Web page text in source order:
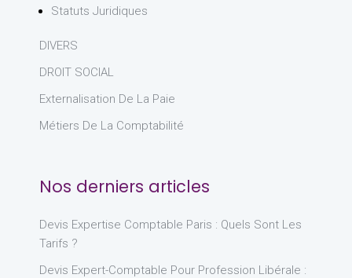
Statuts Juridiques
DIVERS
DROIT SOCIAL
Externalisation De La Paie
Métiers De La Comptabilité
Nos derniers articles
Devis Expertise Comptable Paris : Quels Sont Les
Tarifs ?
Devis Expert-Comptable Pour Profession Libérale :